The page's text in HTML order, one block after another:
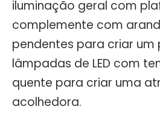
iluminação geral com
complemente com
pendentes para criar um
lâmpadas de LED com
quente para criar uma
acolhedora.